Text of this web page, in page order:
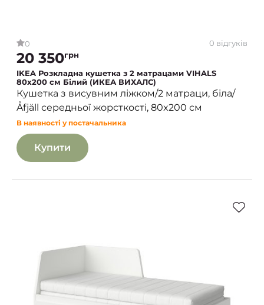
0 0 відгуків
20 350грн
IKEA Розкладна кушетка з 2 матрацами VIHALS
80x200 см Білий (ИКЕА ВИХАЛС)
Кушетка з висувним ліжком/2 матраци, біла/
Åfjäll середньої жорсткості, 80x200 см
В наявності у постачальника
Купити